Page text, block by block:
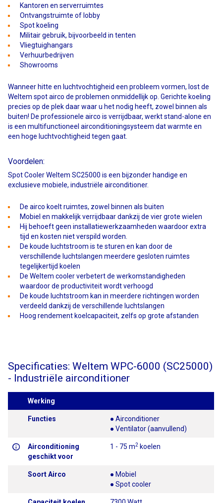
Kantoren en serverruimtes
Ontvangstruimte of lobby
Spot koeling
Militair gebruik, bijvoorbeeld in tenten
Vliegtuighangars
Verhuurbedrijven
Showrooms
Wanneer hitte en luchtvochtigheid een probleem vormen, lost de
Weltem spot airco de problemen onmiddellijk op. Gerichte koeling
precies op de plek daar waar u het nodig heeft, zowel binnen als
buiten! De professionele airco is verrijdbaar, werkt stand-alone en
is een multifunctioneel airconditioningsysteem dat warmte en
een hoge luchtvochtigheid tegen gaat.
Voordelen:
Spot Cooler Weltem SC25000 is een bijzonder handige en
exclusieve mobiele, industriële airconditioner.
De airco koelt ruimtes, zowel binnen als buiten
Mobiel en makkelijk verrijdbaar dankzij de vier grote wielen
Hij behoeft geen installatiewerkzaamheden waardoor extra
tijd en kosten niet verspild worden.
De koude luchtstroom is te sturen en kan door de
verschillende luchtslangen meerdere gesloten ruimtes
tegelijkertijd koelen
De Weltem cooler verbetert de werkomstandigheden
waardoor de productiviteit wordt verhoogd
De koude luchtstroom kan in meerdere richtingen worden
verdeeld dankzij de verschillende luchtslangen
Hoog rendement koelcapaciteit, zelfs op grote afstanden
Specificaties: Weltem WPC-6000 (SC25000)
- Industriële airconditioner
Werking
Functies
● Airconditioner
● Ventilator (aanvullend)
Airconditioning
geschikt voor
1 - 75 m2 koelen
Soort Airco
● Mobiel
● Spot cooler